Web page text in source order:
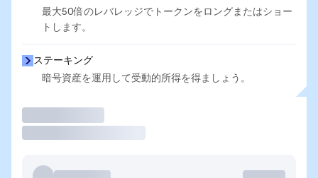
最大50倍のレバレッジでトークンをロングまたはショー
トします。
ステーキング
暗号資産を運用して受動的所得を得ましょう。